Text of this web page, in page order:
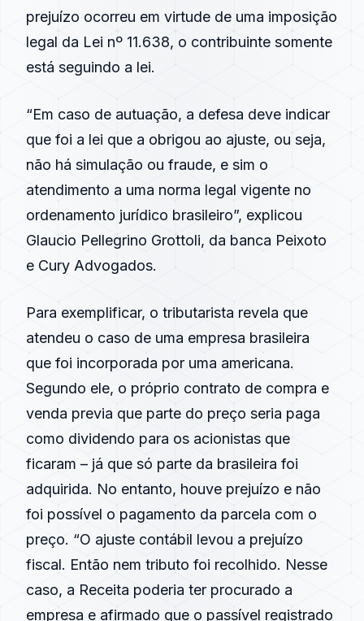
prejuízo ocorreu em virtude de uma imposição
legal da Lei nº 11.638, o contribuinte somente
está seguindo a lei.
“Em caso de autuação, a defesa deve indicar
que foi a lei que a obrigou ao ajuste, ou seja,
não há simulação ou fraude, e sim o
atendimento a uma norma legal vigente no
ordenamento jurídico brasileiro”, explicou
Glaucio Pellegrino Grottoli, da banca Peixoto
e Cury Advogados.
Para exemplificar, o tributarista revela que
atendeu o caso de uma empresa brasileira
que foi incorporada por uma americana.
Segundo ele, o próprio contrato de compra e
venda previa que parte do preço seria paga
como dividendo para os acionistas que
ficaram – já que só parte da brasileira foi
adquirida. No entanto, houve prejuízo e não
foi possível o pagamento da parcela com o
preço. “O ajuste contábil levou a prejuízo
fiscal. Então nem tributo foi recolhido. Nesse
caso, a Receita poderia ter procurado a
empresa e afirmado que o passível registrado